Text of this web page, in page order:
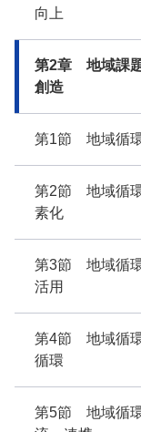
向上
第2章 地域課
創造
第1節 地域循
第2節 地域循
素化
第3節 地域循
活用
第4節 地域循
循環
第5節 地域循